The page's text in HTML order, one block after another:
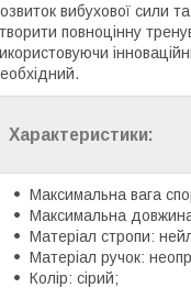
вибухової сили
повноцінну
Характеристики:
Максимальна вага
Максимальна
Матеріал стропи:
Матеріал ручок:
Колір: сірий;